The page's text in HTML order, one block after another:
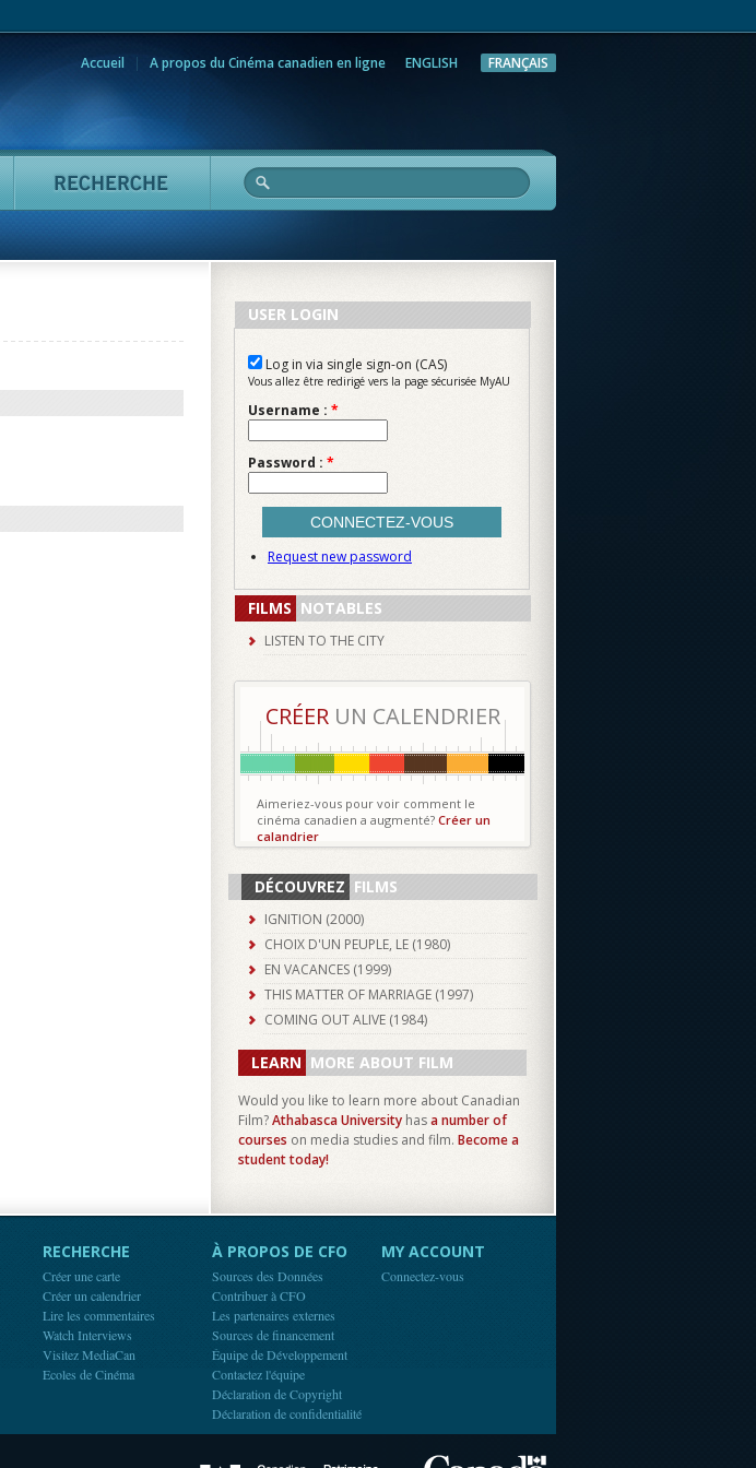
Accueil A propos du Cinéma canadien en ligne ENGLISH FRANÇAIS
Politiques Recherche
USER LOGIN
Log in via single sign-on (CAS)
Vous allez être redirigé vers la page sécurisée MyAU
Username : *
Password : *
Request new password
FILMS NOTABLES
LISTEN TO THE CITY
CRÉERUN CALENDRIER
Aimeriez-vous pour voir comment le
cinéma canadien a augmenté? Créer un
calandrier
DÉCOUVREZ FILMS
IGNITION (2000)
CHOIX D'UN PEUPLE, LE (1980)
EN VACANCES (1999)
THIS MATTER OF MARRIAGE (1997)
COMING OUT ALIVE (1984)
LEARN MORE ABOUT FILM
Would you like to learn more about Canadian
Film?Athabasca University hasa number of
courses on media studies and film. Become a
student today!
RECHERCHE
Créer une carte
Créer un calendrier
Lire les commentaires
Watch Interviews
Visitez MediaCan
Ecoles de Cinéma
À PROPOS DE CFO
Sources des Données
Contribuer à CFO
Les partenaires externes
Sources de financement
Équipe de Développement
Contactez l'équipe
Déclaration de Copyright
Déclaration de confidentialité
MY ACCOUNT
Connectez-vous